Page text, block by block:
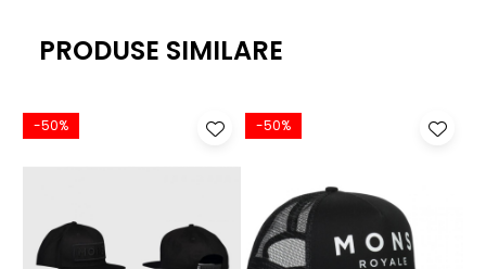
PRODUSE SIMILARE
-50% -50%